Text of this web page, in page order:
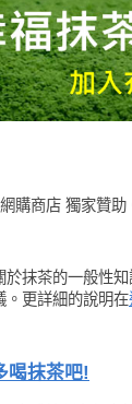
購商店 獨家贊助
抹茶的一般性
。更詳細的說明在
喝抹茶吧!